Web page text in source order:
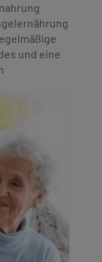
und eine